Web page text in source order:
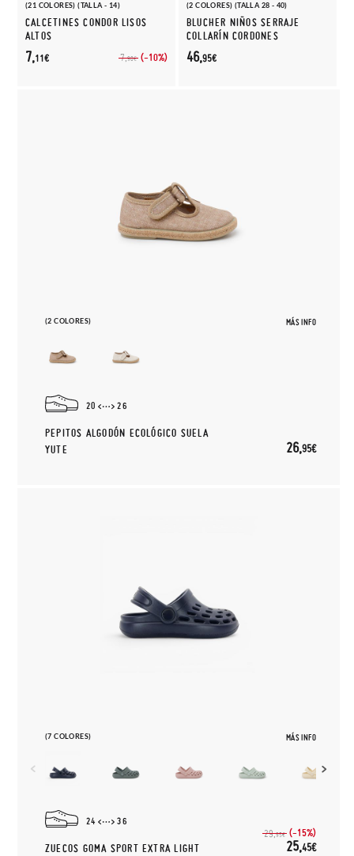
(21 COLORES) (TALLA - 14)
CALCETINES CONDOR LISOS
ALTOS
7,90€ (-10%)
7,11€
(2 COLORES) (TALLA 28 - 40)
BLUCHER NIÑOS SERRAJE
COLLARÍN CORDONES
46,95€
(2 COLORES) MÁS INFO
20 26
PEPITOS ALGODÓN ECOLÓGICO SUELA
YUTE
26,95€
(7 COLORES) MÁS INFO
24 36
ZUECOS GOMA SPORT EXTRA LIGHT
29,95€ (-15%)
25,45€